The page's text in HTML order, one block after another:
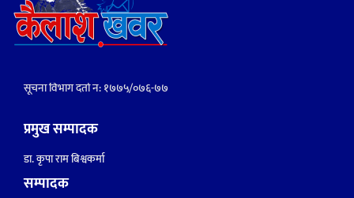
सूचना विभाग दर्ता नं: १७७५/०७६-७७
प्रमुख सम्पादक
डा. कृपा राम बिश्वकर्मा
सम्पादक